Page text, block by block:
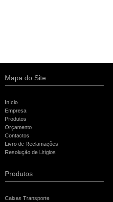
Mapa do Site
Início
Empresa
Produtos
Orçamento
Contactos
Livro de Reclamações
Resolução de Litígios
Produtos
Caixas Transporte